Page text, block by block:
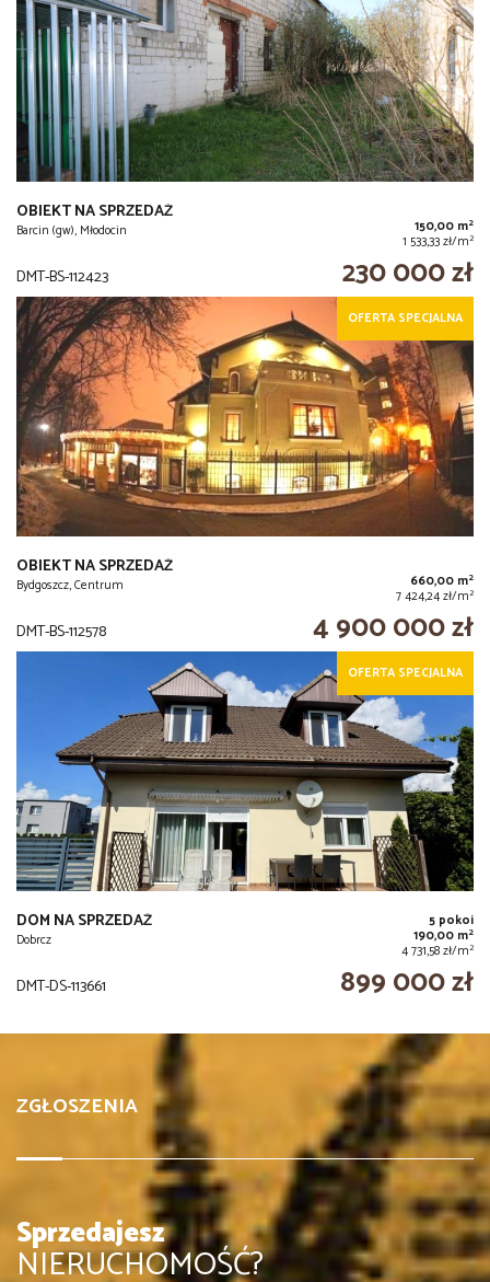
OBIEKT NA SPRZEDAŻ
Barcin (gw), Młodocin 150,00 m2
1 533,33 zł/m2
DMT-BS-112423 230 000 zł
OFERTA SPECJALNA
OBIEKT NA SPRZEDAŻ
Bydgoszcz, Centrum 660,00 m2
7 424,24 zł/m2
DMT-BS-112578 4 900 000 zł
OFERTA SPECJALNA
DOM NA SPRZEDAŻ
Dobrcz
5 pokoi
190,00 m2
4 731,58 zł/m2
DMT-DS-113661 899 000 zł
ZGŁOSZENIA
Sprzedajesz
NIERUCHOMOŚĆ?